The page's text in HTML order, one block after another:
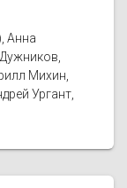
Анна
Михин,
Ургант,